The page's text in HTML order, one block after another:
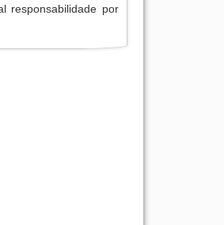
responsabilidade por